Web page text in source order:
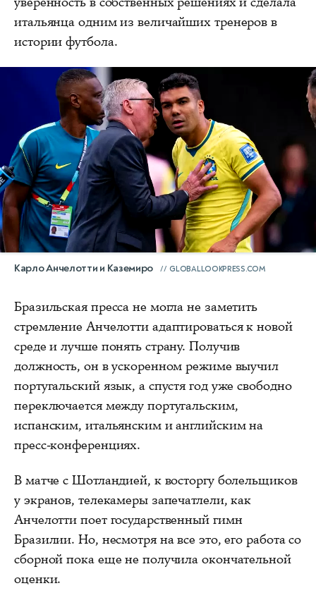
итальянца одним из величайших тренеров в
истории футбола.
Карло Анчелотти и Каземиро GLOBALLOOKPRESS.COM
Бразильская пресса не могла не заметить
стремление Анчелотти адаптироваться к новой
среде и лучше понять страну. Получив
должность, он в ускоренном режиме выучил
португальский язык, а спустя год уже свободно
переключается между португальским,
испанским, итальянским и английским на
пресс-конференциях.
В матче с Шотландией, к восторгу болельщиков
у экранов, телекамеры запечатлели, как
Анчелотти поет государственный гимн
Бразилии. Но, несмотря на все это, его работа со
сборной пока еще не получила окончательной
оценки.